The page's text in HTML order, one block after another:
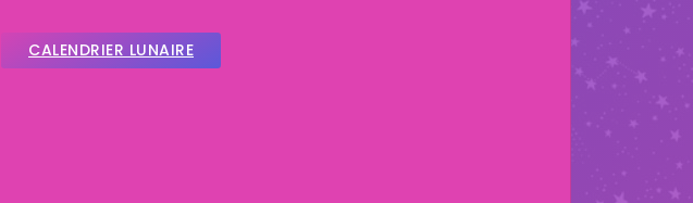
CALENDRIER LUNAIRE